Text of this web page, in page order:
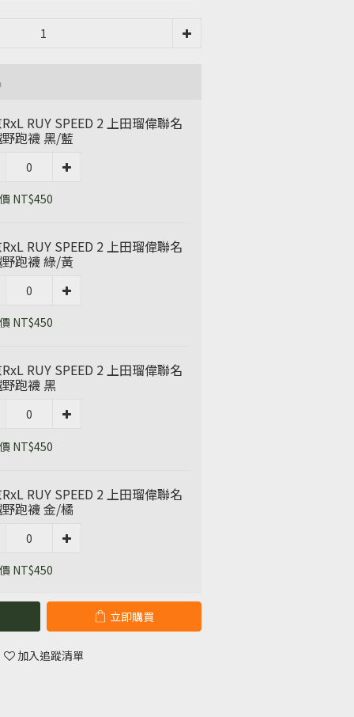
RUY SPEED 2 上田瑠偉聯名
跑襪 黑/藍
NT$450
RUY SPEED 2 上田瑠偉聯名
跑襪 綠/黃
NT$450
RUY SPEED 2 上田瑠偉聯名
跑襪 黑
NT$450
RUY SPEED 2 上田瑠偉聯名
跑襪 金/橘
NT$450
立即購買
加入追蹤清單